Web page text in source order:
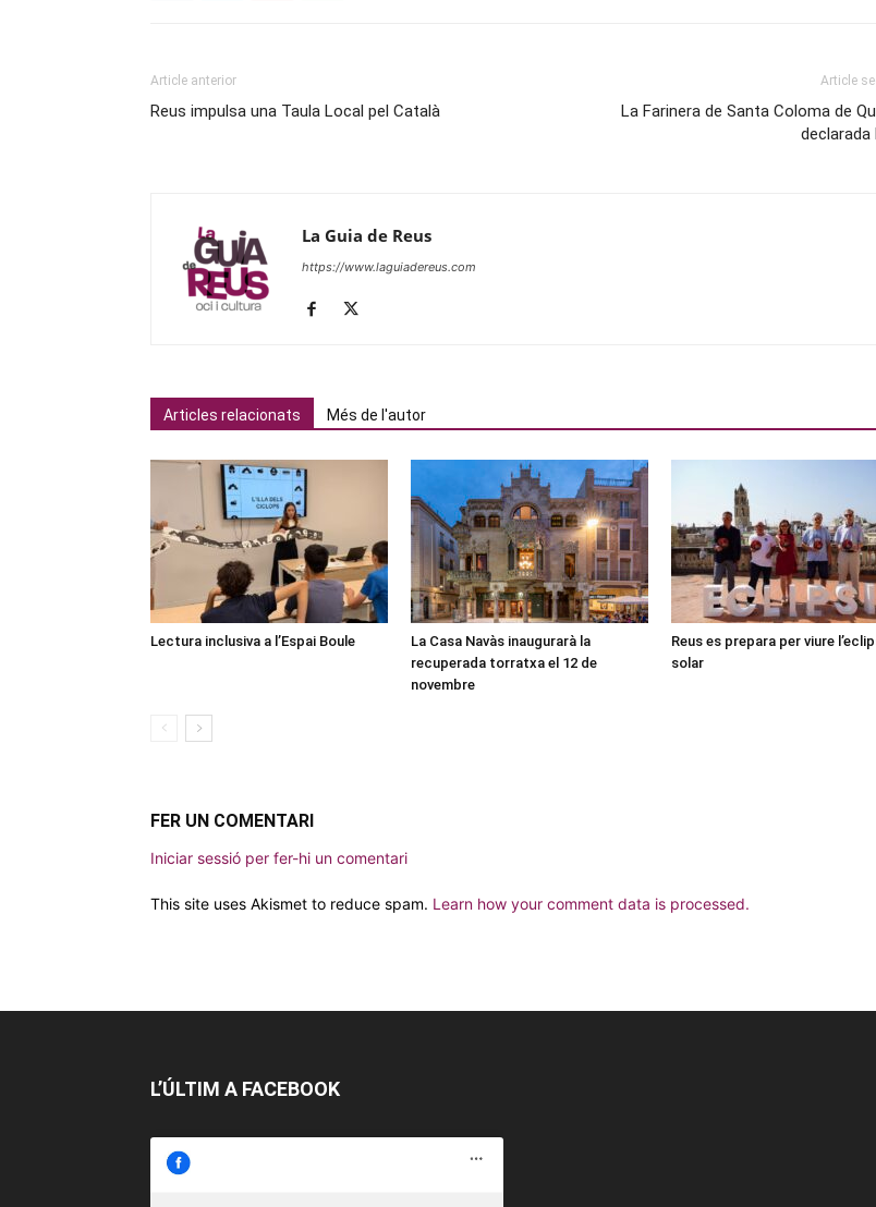
Article anterior
Reus impulsa una Taula Local pel Català
Article
La Farinera de Santa Coloma de
declarada
La Guia de Reus
https://www.laguiadereus.com
Articles relacionats Més de l'autor
Lectura inclusiva a l’Espai Boule
La Casa Navàs inaugurarà la
recuperada torratxa el 12 de
novembre
Reus es prepara per viure
solar
FER UN COMENTARI
Iniciar sessió per fer-hi un comentari
This site uses Akismet to reduce spam. Learn how your comment data is processed.
L’ÚLTIM A FACEBOOK